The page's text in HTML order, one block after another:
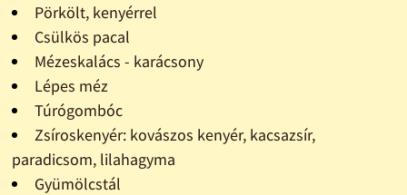
Pörkölt, kenyérrel
Csülkös pacal
Mézeskalács - karácsony
Lépes méz
Túrógombóc
Zsíroskenyér: kovászos kenyér, kacsazsír,
paradicsom, lilahagyma
Gyümölcstál